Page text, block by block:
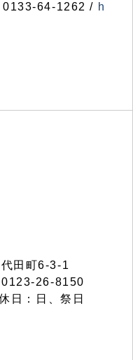
64-1262 / h
田町6-3-1
26-8150
日：日、祭日